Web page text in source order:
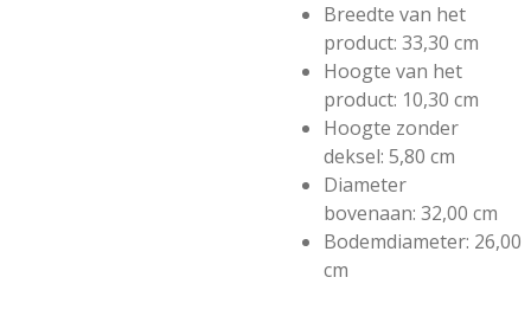
Breedte van het
product: 33,30 cm
Hoogte van het
product: 10,30 cm
Hoogte zonder
deksel: 5,80 cm
Diameter
bovenaan: 32,00 cm
Bodemdiameter: 26,00
cm